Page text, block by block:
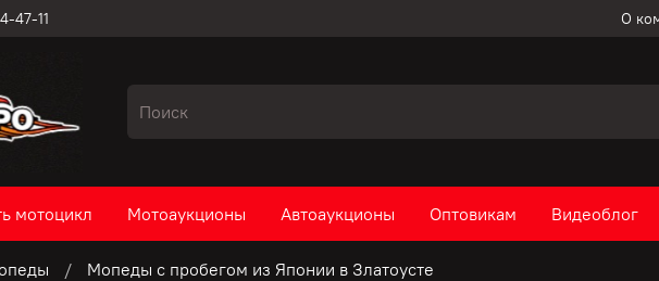
О
47-11
мотоцикл Мотоаукционы Автоаукционы Оптовикам Видеоблог
Мопеды с пробегом из Японии в Златоусте